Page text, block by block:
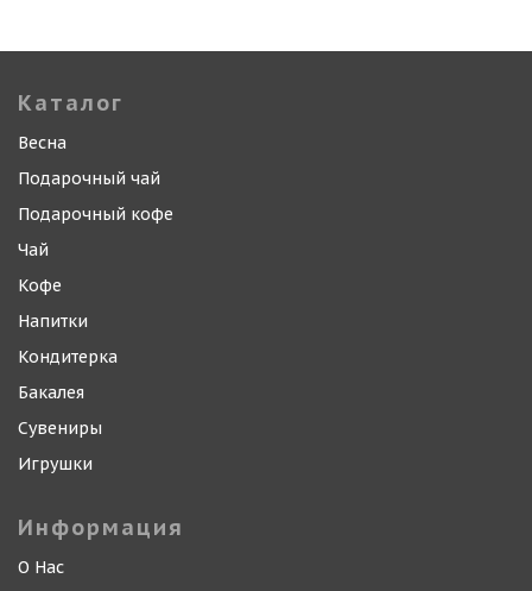
Каталог
Весна
Подарочный чай
Подарочный кофе
Чай
Кофе
Напитки
Кондитерка
Бакалея
Сувениры
Игрушки
Информация
О Нас